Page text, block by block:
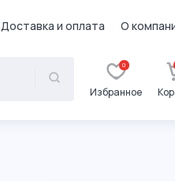
Доставка и оплата О
0
Избранное